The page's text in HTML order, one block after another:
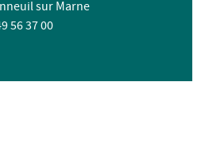
sur Marne
56 37 00